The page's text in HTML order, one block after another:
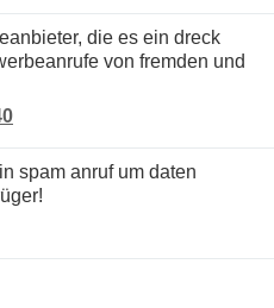
von fremden und